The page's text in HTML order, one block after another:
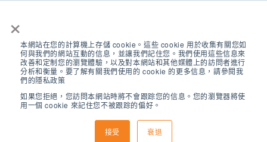
×
本網站在您的計算機上存儲 cookie。這些 cookie 用於收集有關您如
何與我們的網站互動的信息，並讓我們記住您。我們使用這些信息來
改善和定制您的瀏覽體驗，以及對本網站和其他媒體上的訪問者進行
分析和衡量。要了解有關我們使用的 cookie 的更多信息，請參閱我
們的隱私政策
如果您拒絕，您訪問本網站時將不會跟踪您的信息。您的瀏覽器將使
用一個 cookie 來記住您不被跟踪的偏好。
接受 衰退
在讀學生